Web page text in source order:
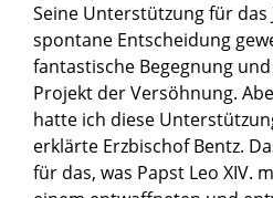
Seine Unterstützung für das
spontane Entscheidung
fantastische Begegnung
Projekt der Versöhnung.
hatte ich diese
erklärte Erzbischof Bentz.
für das, was Papst Leo XIV.